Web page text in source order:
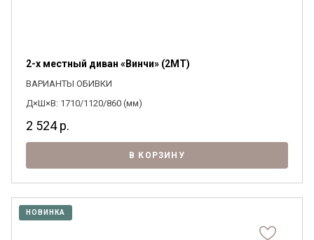
2-х местный диван «Винчи» (2MT)
ВАРИАНТЫ ОБИВКИ
Д×Ш×В: 1710/1120/860 (мм)
2 524р.
В КОРЗИНУ
НОВИНКА